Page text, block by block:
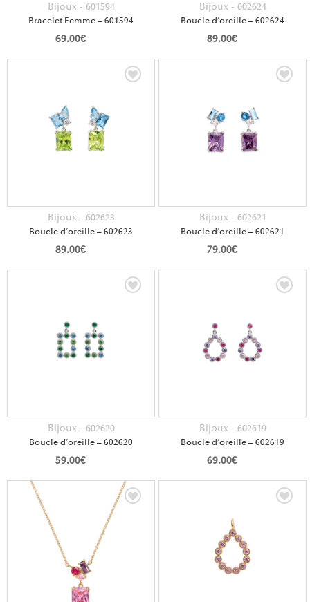
Bijoux - 601594
Bracelet Femme – 601594
69.00€
Bijoux - 602624
Boucle d’oreille – 602624
89.00€
Bijoux - 602623
Boucle d’oreille – 602623
89.00€
Bijoux - 602621
Boucle d’oreille – 602621
79.00€
Bijoux - 602620
Boucle d’oreille – 602620
59.00€
Bijoux - 602619
Boucle d’oreille – 602619
69.00€